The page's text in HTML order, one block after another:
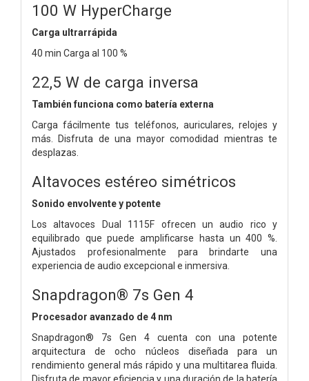
100 W HyperCharge
Carga ultrarrápida
40 min Carga al 100 %
22,5 W de carga inversa
También funciona como batería externa
Carga fácilmente tus teléfonos, auriculares, relojes y
más. Disfruta de una mayor comodidad mientras te
desplazas.
Altavoces estéreo simétricos
Sonido envolvente y potente
Los altavoces Dual 1115F ofrecen un audio rico y
equilibrado que puede amplificarse hasta un 400 %.
Ajustados profesionalmente para brindarte una
experiencia de audio excepcional e inmersiva.
Snapdragon® 7s Gen 4
Procesador avanzado de 4 nm
Snapdragon® 7s Gen 4 cuenta con una potente
arquitectura de ocho núcleos diseñada para un
rendimiento general más rápido y una multitarea fluida.
Disfruta de mayor eficiencia y una duración de la batería